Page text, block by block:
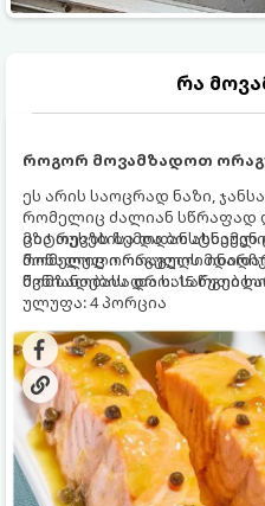
რა
როგორ მოვამზადოთ
ეს არის საოცრად ნაზი,
რომელიც ძალიან სწრაფად
ციტრუსებისა და
მოწალული ორაგული
წვნიანობასა და
მზა თევზს ზემოდან ასხამენ
რომელიც ორაგულის
მომზადების დრო: 15 წუთი
ულუფა: 4 პორცია